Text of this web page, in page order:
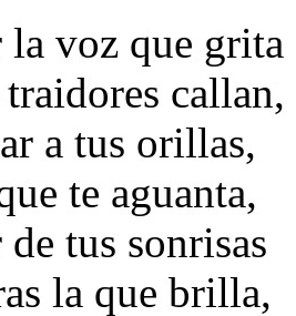
la voz que grita
callan,
a tus orillas,
te aguanta,
tus sonrisas
la que brilla,